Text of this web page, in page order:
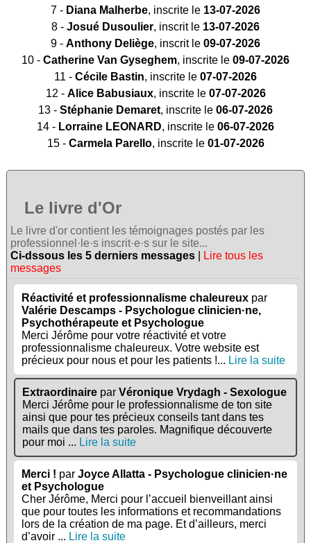
7 - Diana Malherbe, inscrite le 13-07-2026
8 - Josué Dusoulier, inscrit le 13-07-2026
9 - Anthony Deliège, inscrit le 09-07-2026
10 - Catherine Van Gyseghem, inscrite le 09-07-2026
11 - Cécile Bastin, inscrite le 07-07-2026
12 - Alice Babusiaux, inscrite le 07-07-2026
13 - Stéphanie Demaret, inscrite le 06-07-2026
14 - Lorraine LEONARD, inscrite le 06-07-2026
15 - Carmela Parello, inscrite le 01-07-2026
Le livre d'Or
Le livre d'or contient les témoignages postés par les
professionnel·le·s inscrit·e·s sur le site...
Ci-dssous les 5 derniers messages
Lire tous les
messages
Réactivité et professionnalisme chaleureux par
Valérie Descamps - Psychologue clinicien·ne,
Psychothérapeute et Psychologue
Merci Jérôme pour votre réactivité et votre
professionnalisme chaleureux. Votre website est
précieux pour nous et pour les patients !... Lire la suite
Extraordinaire parVéronique Vrydagh - Sexologue
Merci Jérôme pour le professionnalisme de ton site
ainsi que pour tes précieux conseils tant dans tes
mails que dans tes paroles. Magnifique découverte
pour moi ... Lire la suite
Merci ! parJoyce Allatta - Psychologue clinicien·ne
et Psychologue
Cher Jérôme, Merci pour l’accueil bienveillant ainsi
que pour toutes les informations et recommandations
lors de la création de ma page. Et d’ailleurs, merci
d’avoir ... Lire la suite